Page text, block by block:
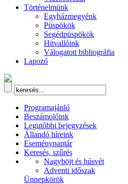
Történelmünk
Egyházmegyénk
Püspökök
Segédpüspökök
Hitvallóink
Válogatott bibliográfia
Lapozó
Programajánló
Beszámolóink
Legutóbbi bejegyzések
Állandó híreink
Eseménynaptár
Keresés, szűrés
Nagyböjt és húsvét
Adventi időszak
Ünnepkörök